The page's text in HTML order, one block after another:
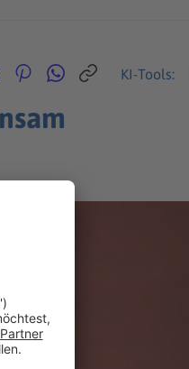
KI-Tools: